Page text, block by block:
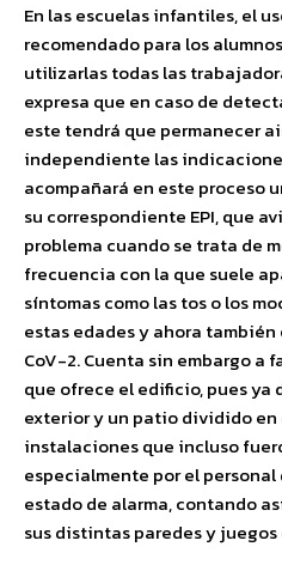
En las escuelas infantiles, el
recomendado para los
utilizarlas todas las
expresa que en caso de
este tendrá que permanecer
independiente las
acompañará en este proceso
su correspondiente EPI, que
problema cuando se trata de
frecuencia con la que suele
síntomas como las tos o los
estas edades y ahora
CoV-2. Cuenta sin embargo a
que ofrece el edificio, pues ya
exterior y un patio dividido en
instalaciones que incluso
especialmente por el
estado de alarma, contando
sus distintas paredes y juegos